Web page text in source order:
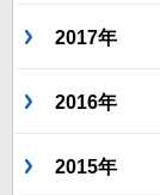
2017年
2016年
2015年